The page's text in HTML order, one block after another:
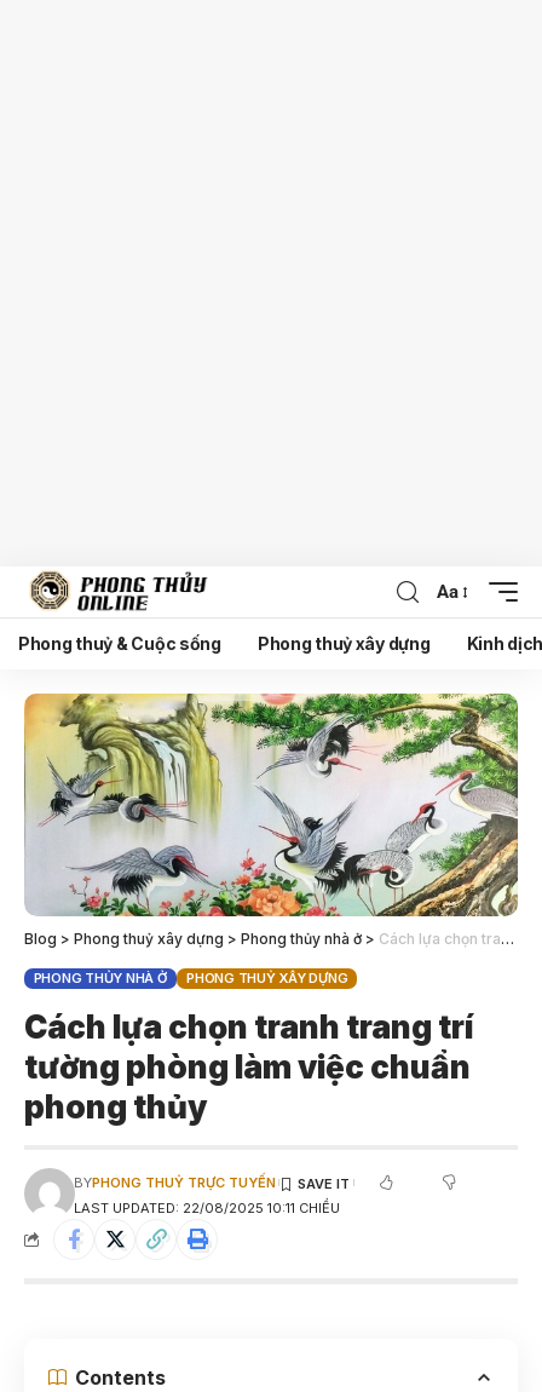
Aa
Phong thuỷ & Cuộc sống Phong thuỷ xây dựng Kinh
Blog > Phong thuỷ xây dựng > Phong thủy nhà ở > Cách lựa chọn tranh trang trí tường phòng làm việc chuẩn phong thủy
PHONG THỦY NHÀ Ở PHONG THUỶ XÂY DỰNG
Cách lựa chọn tranh trang trí
tường phòng làm việc chuẩn
phong thủy
LAST UPDATED: 22/08/2025 10:11 CHIỀU
BYPHONG THUỶ TRỰC TUYẾN
Contents